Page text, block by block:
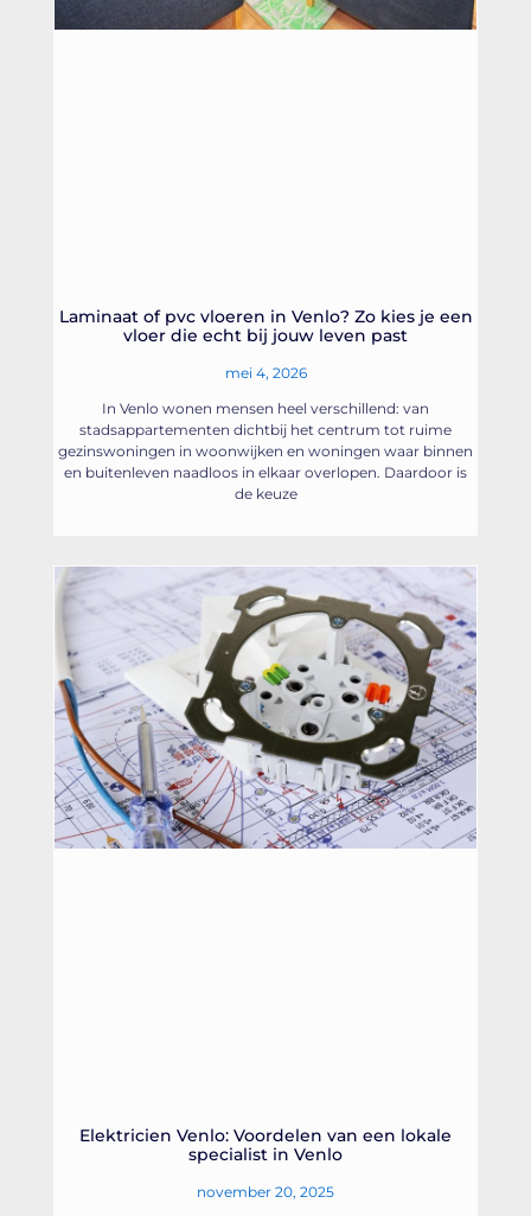
Laminaat of pvc vloeren in Venlo? Zo kies je een
vloer die echt bij jouw leven past
mei 4, 2026
In Venlo wonen mensen heel verschillend: van
stadsappartementen dichtbij het centrum tot ruime
gezinswoningen in woonwijken en woningen waar binnen
en buitenleven naadloos in elkaar overlopen. Daardoor is
de keuze
Elektricien Venlo: Voordelen van een lokale
specialist in Venlo
november 20, 2025